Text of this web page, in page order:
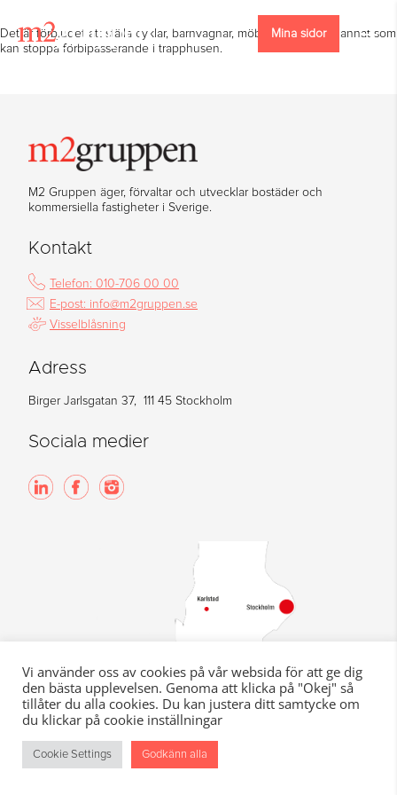
Det är förbjudet att ställa cyklar, barnvagnar, möbler, sopor eller annat som
kan stoppa förbipasserande i trapphusen.
M2 Gruppen äger, förvaltar och utvecklar bostäder och
kommersiella fastigheter i Sverige.
Kontakt
Telefon: 010-706 00 00
E-post: info@m2gruppen.se
Visselblåsning
Adress
Birger Jarlsgatan 37, 111 45 Stockholm
Sociala medier
Vi använder oss av cookies på vår websida för att ge dig
den bästa upplevelsen. Genoma att klicka på "Okej" så
tillåter du alla cookies. Du kan justera ditt samtycke om
du klickar på cookie inställningar
Cookie Settings Godkänn alla
Mina sidor